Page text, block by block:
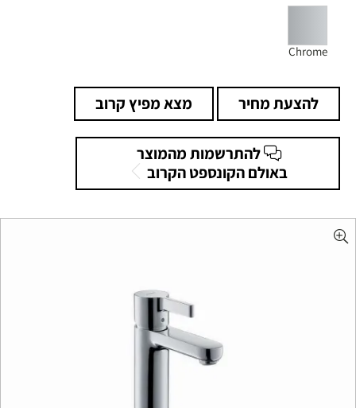
Chrome
להצעת מחיר מצא מפיץ קרוב
להתרשמות מהמוצר
באולם הקונספט הקרוב